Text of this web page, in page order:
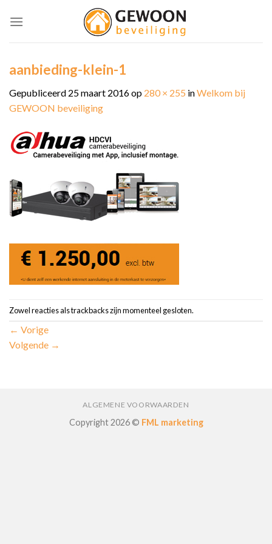
aanbieding-klein-1
Gepubliceerd 25 maart 2016op 280 × 255 inWelkom bij
GEWOON beveiliging
Zowel reacties als trackbacks zijn momenteel gesloten.
← Vorige
Volgende →
ALGEMENE VOORWAARDEN
Copyright 2026 © FML marketing